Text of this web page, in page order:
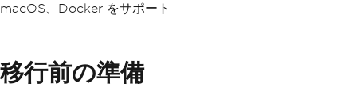
macOS、Docker をサポート
移行前の準備